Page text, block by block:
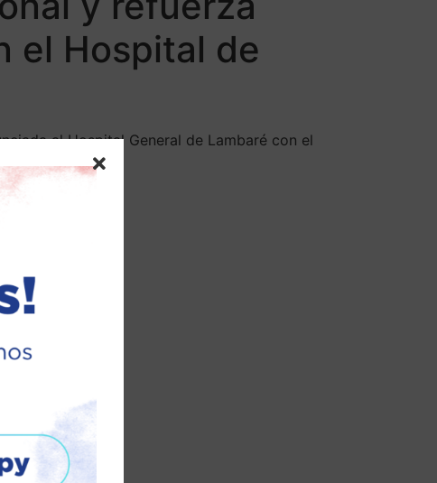
el Hospital de
al Hospital General de Lambaré con el
asistencial.